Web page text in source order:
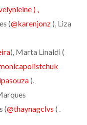
) ,
(@karenjonz ), Liza
), Marta Linaldi (
),
(@thaynagclvs ) .